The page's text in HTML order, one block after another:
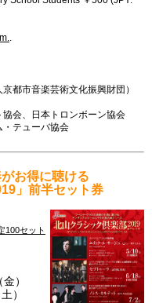
.
都市音楽芸術文化振興財団）
会、日本トロンボーン協会
・テューバ協会
お得に聴ける
」前半セット券
100セット
）
）